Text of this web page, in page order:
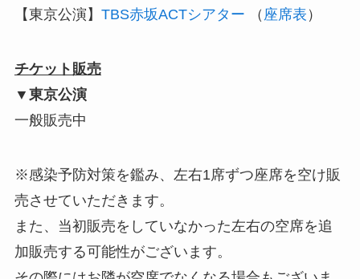
【東京公演】 TBS赤坂ACTシアター （ 座席表 ）
チケット販売
▼東京公演
一般販売中
※感染予防対策を鑑み、左右1席ずつ座席を空け販
売させていただきます。
また、当初販売をしていなかった左右の空席を追
加販売する可能性がございます。